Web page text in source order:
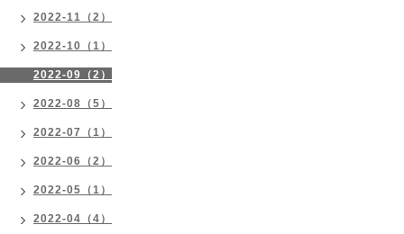
2022-11（2）
2022-10（1）
2022-09（2）
2022-08（5）
2022-07（1）
2022-06（2）
2022-05（1）
2022-04（4）